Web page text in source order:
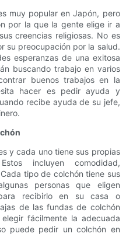
muy popular en Japón, pero
por la que la gente elige ir a
creencias religiosas. No es
su preocupación por la salud.
esperanzas de una exitosa
buscando trabajo en varios
buenos trabajos en la
hacer es pedir ayuda y
recibe ayuda de su jefe,
y cada uno tiene sus propias
incluyen comodidad,
tipo de colchón tiene sus
personas que eligen
recibirlo en su casa o
de las fundas de colchón
fácilmente la adecuada
puede pedir un colchón en